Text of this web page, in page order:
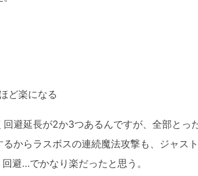
ど楽になる
避延長が2か3つあるんですが、全部とっ
るからラスボスの連続魔法攻撃も、ジャ
避…でかなり楽だったと思う。